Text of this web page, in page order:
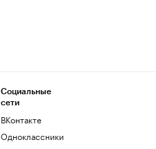
Социальные
сети
ВКонтакте
Одноклассники